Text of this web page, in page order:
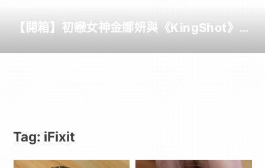
遊
戲
漫
【開箱】初戀女神金娜妍與《KingShot》再
Tag: iFixit